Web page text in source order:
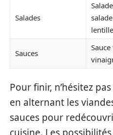
Salades
Sauces
Pour finir, n’hésitez
en alternant les
sauces pour
cuisine. Les